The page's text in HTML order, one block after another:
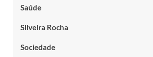
Saúde
Silveira Rocha
Sociedade